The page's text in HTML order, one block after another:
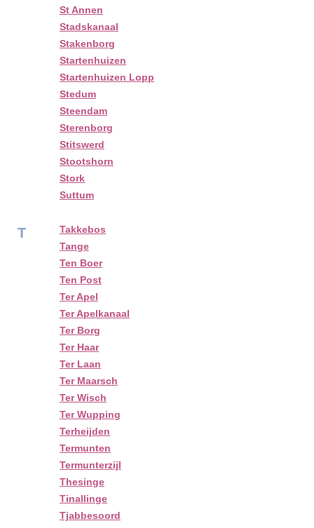
St Annen
Stadskanaal
Stakenborg
Startenhuizen
Startenhuizen Lopp
Stedum
Steendam
Sterenborg
Stitswerd
Stootshorn
Stork
Suttum
T
Takkebos
Tange
Ten Boer
Ten Post
Ter Apel
Ter Apelkanaal
Ter Borg
Ter Haar
Ter Laan
Ter Maarsch
Ter Wisch
Ter Wupping
Terheijden
Termunten
Termunterzijl
Thesinge
Tinallinge
Tjabbesoord